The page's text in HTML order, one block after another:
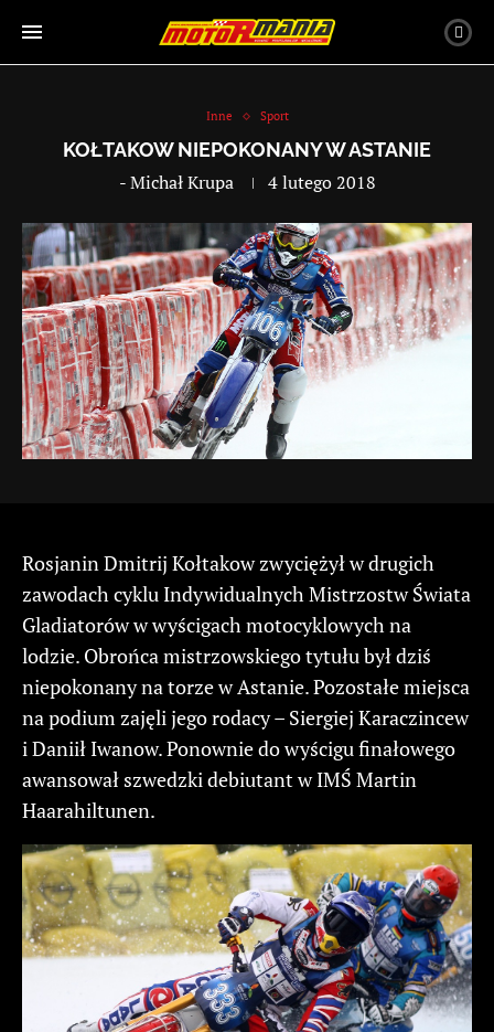
Inne Sport
KOŁTAKOW NIEPOKONANY W ASTANIE
-Michał Krupa 4 lutego 2018
Rosjanin Dmitrij Kołtakow zwyciężył w drugich
zawodach cyklu Indywidualnych Mistrzostw Świata
Gladiatorów w wyścigach motocyklowych na
lodzie. Obrońca mistrzowskiego tytułu był dziś
niepokonany na torze w Astanie. Pozostałe miejsca
na podium zajęli jego rodacy – Siergiej Karaczincew
i Daniił Iwanow. Ponownie do wyścigu finałowego
awansował szwedzki debiutant w IMŚ Martin
Haarahiltunen.